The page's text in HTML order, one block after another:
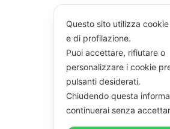
Questo sito utilizza
e di profilazione.
Puoi accettare, rifiutare o
personalizzare i cookie
pulsanti desiderati.
Chiudendo questa
continuerai senza